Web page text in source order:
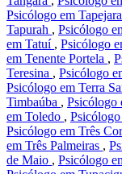
Psicólogo em Tapejara
Tapurah , Psicólogo
em Tatuí , Psicólogo
em Tenente Portela ,
Teresina , Psicólogo
Psicólogo em Terra
Timbaúba , Psicólogo
em Toledo ,
Psicólogo em Três
em Três Palmeiras ,
de Maio , Psicólogo